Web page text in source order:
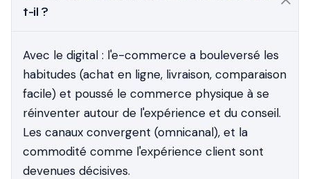
t-il ?
Avec le digital : l'e-commerce a bouleversé les
habitudes (achat en ligne, livraison, comparaison
facile) et poussé le commerce physique à se
réinventer autour de l'expérience et du conseil.
Les canaux convergent (omnicanal), et la
commodité comme l'expérience client sont
devenues décisives.